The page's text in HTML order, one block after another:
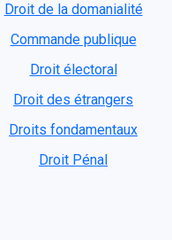
Droit de la domanialité
Commande publique
Droit électoral
Droit des étrangers
Droits fondamentaux
Droit Pénal